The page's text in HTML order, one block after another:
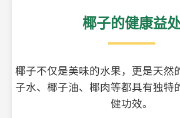
椰子的健康益
椰子不仅是美味的水果，更是天然
子水、椰子油、椰肉等都具有独特
健功效。